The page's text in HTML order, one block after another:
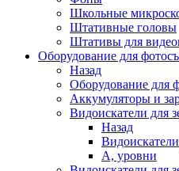
Школьные
Штативные головы
Штативы для
Оборудование для
Назад
Оборудование для
Аккумуляторы и
Видоискатели для
Назад
А, уровни